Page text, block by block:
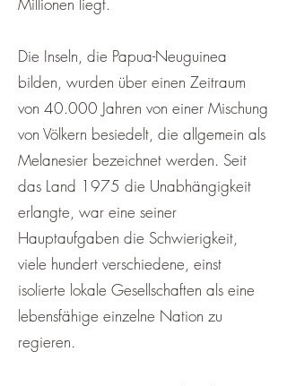
Die Inseln, die Papua-Neuguinea
bilden, wurden über einen Zeitraum
von 40.000 Jahren von einer Mischung
von Völkern besiedelt, die allgemein als
Melanesier bezeichnet werden. Seit
das Land 1975 die Unabhängigkeit
erlangte, war eine seiner
Hauptaufgaben die Schwierigkeit,
viele hundert verschiedene, einst
isolierte lokale Gesellschaften als eine
lebensfähige einzelne Nation zu
regieren.